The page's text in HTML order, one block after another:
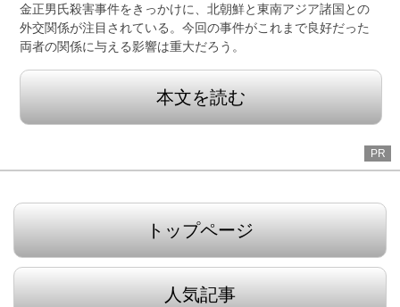
金正男氏殺害事件をきっかけに、北朝鮮と東南アジア諸国との
外交関係が注目されている。今回の事件がこれまで良好だった
両者の関係に与える影響は重大だろう。
本文を読む
PR
トップページ
人気記事